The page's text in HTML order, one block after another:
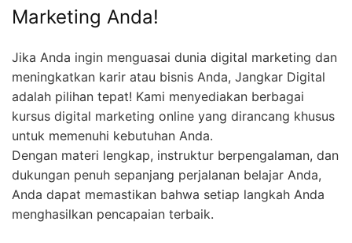
Marketing Anda!
Jika Anda ingin menguasai dunia digital marketing dan
meningkatkan karir atau bisnis Anda, Jangkar Digital
adalah pilihan tepat! Kami menyediakan berbagai
kursus digital marketing online yang dirancang khusus
untuk memenuhi kebutuhan Anda.
Dengan materi lengkap, instruktur berpengalaman, dan
dukungan penuh sepanjang perjalanan belajar Anda,
Anda dapat memastikan bahwa setiap langkah Anda
menghasilkan pencapaian terbaik.